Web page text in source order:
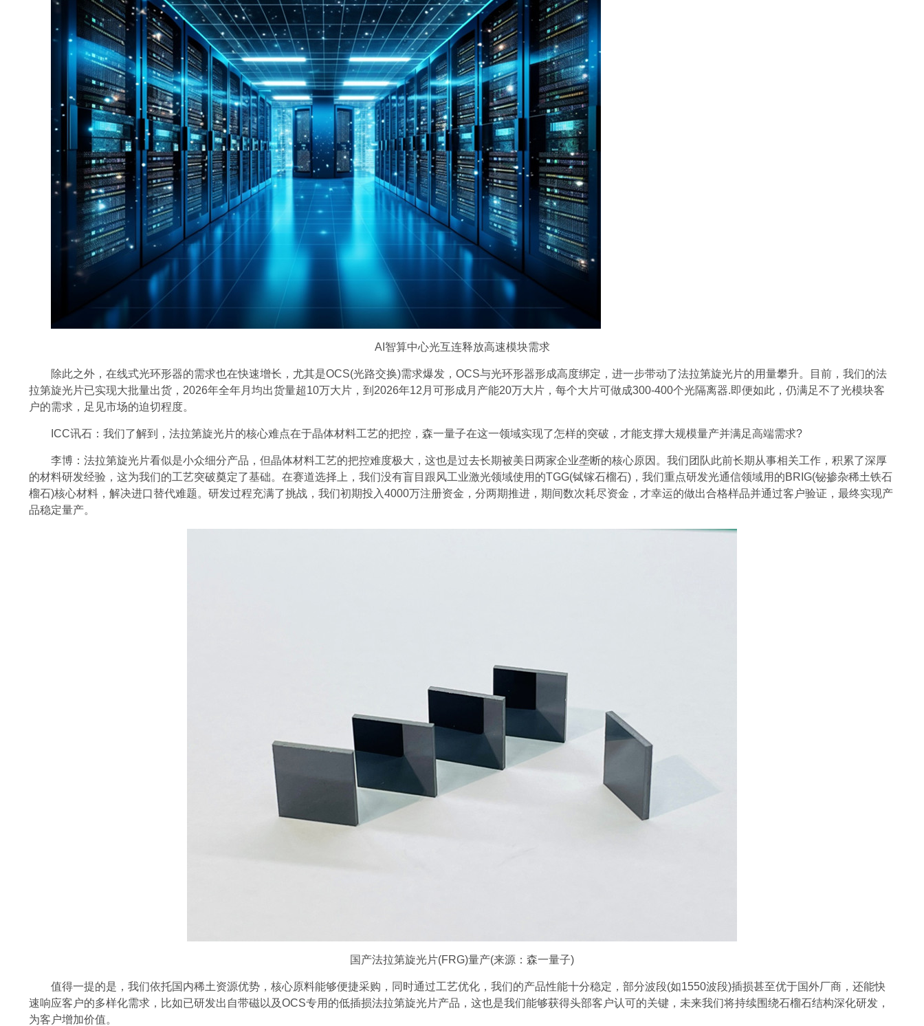
AI智算中心光互连释放高速模块需求
除此之外，在线式光环形器的需求也在快速增长，尤其是OCS(光路交换)需求爆发，OCS与光环形器形成高度绑定，进一步带动了法拉第旋光片的用量攀升。目前，我们的法
拉第旋光片已实现大批量出货，2026年全年月均出货量超10万大片，到2026年12月可形成月产能20万大片，每个大片可做成300-400个光隔离器.即便如此，仍满足不了光模块客
户的需求，足见市场的迫切程度。
ICC讯石：我们了解到，法拉第旋光片的核心难点在于晶体材料工艺的把控，森一量子在这一领域实现了怎样的突破，才能支撑大规模量产并满足高端需求?
李博：法拉第旋光片看似是小众细分产品，但晶体材料工艺的把控难度极大，这也是过去长期被美日两家企业垄断的核心原因。我们团队此前长期从事相关工作，积累了深厚
的材料研发经验，这为我们的工艺突破奠定了基础。在赛道选择上，我们没有盲目跟风工业激光领域使用的TGG(铽镓石榴石)，我们重点研发光通信领域用的BRIG(铋掺杂稀土铁石
榴石)核心材料，解决进口替代难题。研发过程充满了挑战，我们初期投入4000万注册资金，分两期推进，期间数次耗尽资金，才幸运的做出合格样品并通过客户验证，最终实现产
品稳定量产。
国产法拉第旋光片(FRG)量产(来源：森一量子)
值得一提的是，我们依托国内稀土资源优势，核心原料能够便捷采购，同时通过工艺优化，我们的产品性能十分稳定，部分波段(如1550波段)插损甚至优于国外厂商，还能快
速响应客户的多样化需求，比如已研发出自带磁以及OCS专用的低插损法拉第旋光片产品，这也是我们能够获得头部客户认可的关键，未来我们将持续围绕石榴石结构深化研发，
为客户增加价值。